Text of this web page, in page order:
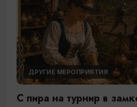
ДРУГИЕ МЕРОПРИЯТИЯ
С пира на турнир в